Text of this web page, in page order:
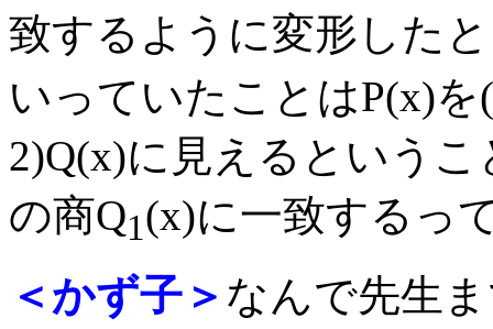
致するように変形した
いっていたことはP(x)を
2)Q(x)に見えるという
の商Q1(x)に一致するっ
＜かず子＞ なんで先生